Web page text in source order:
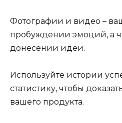
Фотографии и видео –
пробуждении эмоций, а
донесении идеи.
Используйте истории
статистику, чтобы
вашего продукта.